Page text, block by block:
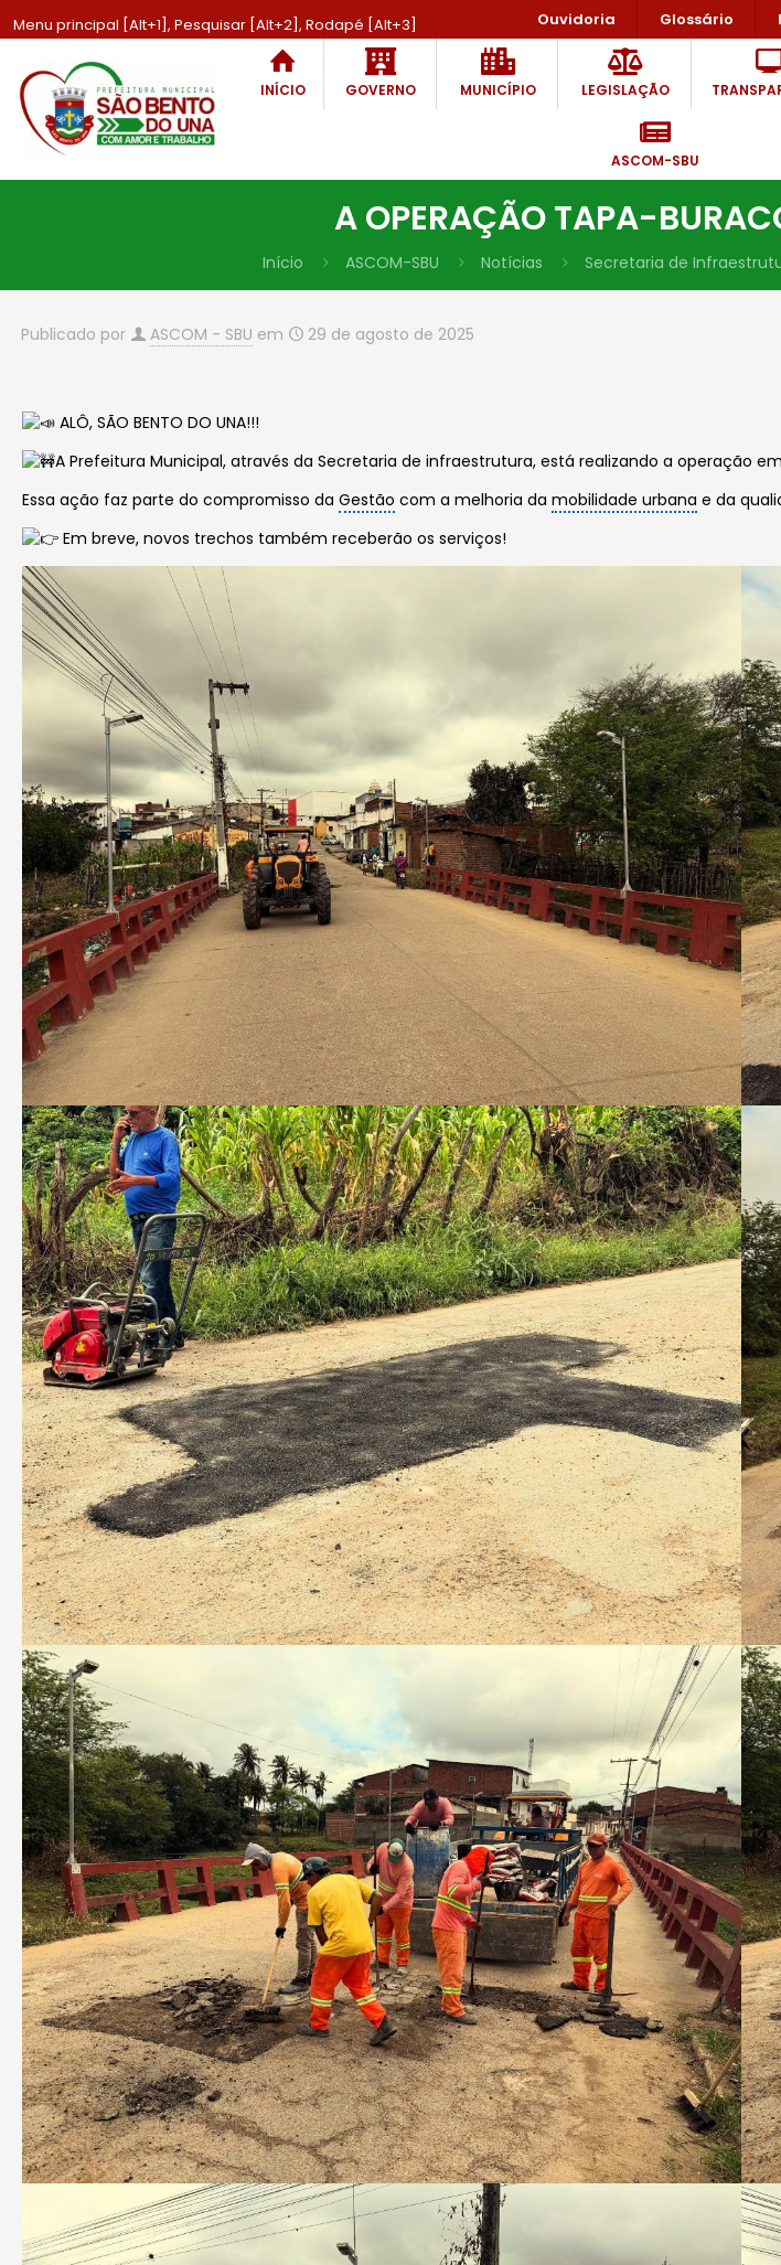
Menu principal [Alt+1], Pesquisar [Alt+2], Rodapé [Alt+3] Ouvidoria Glossário
INÍCIO GOVERNO MUNICÍPIO LEGISLAÇÃO
ASCOM-SBU
A OPERAÇÃO TAPA-
Início ASCOM-SBU Notícias Secretaria de
Publicado por ASCOM - SBU em 29 de agosto de 2025
ALÔ, SÃO BENTO DO UNA!!!
A Prefeitura Municipal, através da Secretaria de infraestrutura, está realizando a operação
Essa ação faz parte do compromisso daGestão com a melhoria damobilidade urbana e da
Em breve, novos trechos também receberão os serviços!